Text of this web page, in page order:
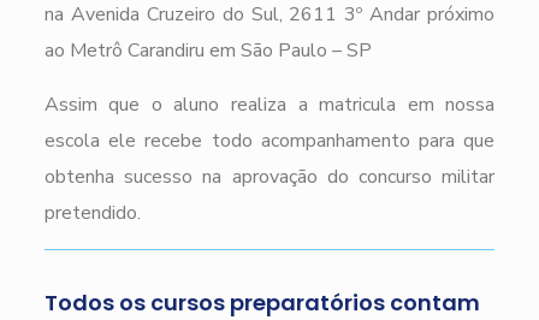
na Avenida Cruzeiro do Sul, 2611 3º Andar próximo
ao Metrô Carandiru em São Paulo – SP
Assim que o aluno realiza a matricula em nossa
escola ele recebe todo acompanhamento para que
obtenha sucesso na aprovação do concurso militar
pretendido.
Todos os cursos preparatórios contam